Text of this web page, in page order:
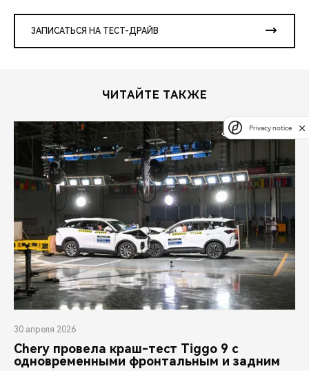
ЗАПИСАТЬСЯ НА ТЕСТ-ДРАЙВ
ЧИТАЙТЕ ТАКЖЕ
30 апреля 2026
Chery провела краш-тест Tiggo 9 с
одновременными фронтальным и задним
Privacy notice